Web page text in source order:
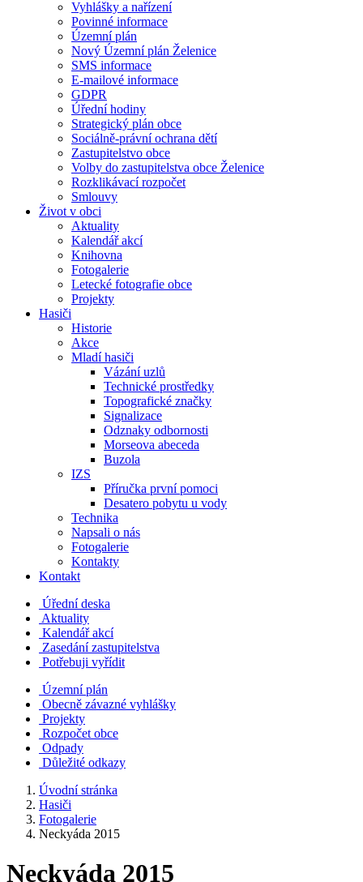
Vyhlášky a nařízení
Povinné informace
Územní plán
Nový Územní plán Želenice
SMS informace
E-mailové informace
GDPR
Úřední hodiny
Strategický plán obce
Sociálně-právní ochrana dětí
Zastupitelstvo obce
Volby do zastupitelstva obce Želenice
Rozklikávací rozpočet
Smlouvy
Život v obci
Aktuality
Kalendář akcí
Knihovna
Fotogalerie
Letecké fotografie obce
Projekty
Hasiči
Historie
Akce
Mladí hasiči
Vázání uzlů
Technické prostředky
Topografické značky
Signalizace
Odznaky odbornosti
Morseova abeceda
Buzola
IZS
Příručka první pomoci
Desatero pobytu u vody
Technika
Napsali o nás
Fotogalerie
Kontakty
Kontakt
Úřední deska
Aktuality
Kalendář akcí
Zasedání zastupitelstva
Potřebuji vyřídit
Územní plán
Obecně závazné vyhlášky
Projekty
Rozpočet obce
Odpady
Důležité odkazy
Úvodní stránka
Hasiči
Fotogalerie
Neckyáda 2015
Neckyáda 2015